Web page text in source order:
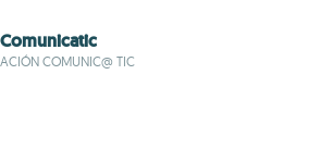
COMUNIC@ TIC